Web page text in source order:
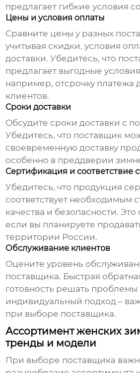
предлагает гибкие условия
Цены и условия оплаты
Сравните цены у разных
учитывая скидки, условия
доставки. Убедитесь, что
предлагает выгодные
например, отсрочку платежа
клиентов.
Сроки доставки
Обсудите сроки доставки с
Убедитесь, что поставщик
своевременную доставку
особенно в преддверии
Сертификация и соответствие
Убедитесь, что продукция
соответствует необходимым
качества и безопасности.
если вы планируете
территории России.
Обслуживание клиентов
Оцените уровень
поставщика. Быстрая
готовность решать проблемы
индивидуальный подход –
при выборе поставщика.
Ассортимент женских
тренды и модели
При выборе поставщика